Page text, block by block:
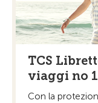
TCS
viaggi no
Con la